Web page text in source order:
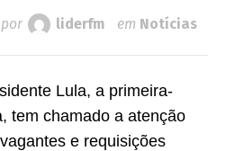
por liderfm em Notícias
Lula, a primeira-
tem chamado a atenção
e requisições